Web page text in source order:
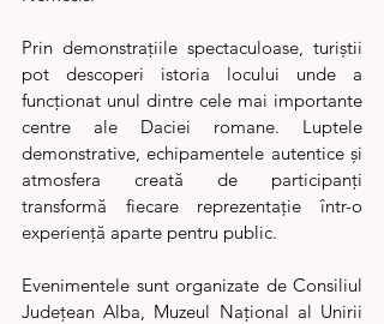
Prin demonstrațiile spectaculoase, turiștii
pot descoperi istoria locului unde a
funcționat unul dintre cele mai importante
centre ale Daciei romane. Luptele
demonstrative, echipamentele autentice și
atmosfera creată de participanți
transformă fiecare reprezentație într-o
experiență aparte pentru public.
Evenimentele sunt organizate de Consiliul
Județean Alba, Muzeul Național al Unirii